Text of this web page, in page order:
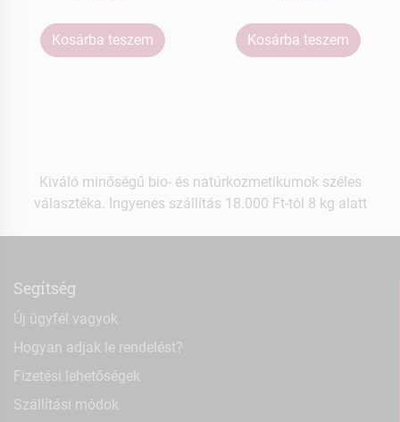
Kosárba teszem Kosárba teszem
Kiváló minőségű bio- és natúrkozmetikumok széles
választéka. Ingyenes szállítás 18.000 Ft-tól 8 kg alatt
Segítség
Új ügyfél vagyok
Hogyan adjak le rendelést?
Fizetési lehetőségek
Szállítási módok